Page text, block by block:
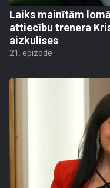
Laiks mainītām
attiecību trenera
aizkulises
21. epizode